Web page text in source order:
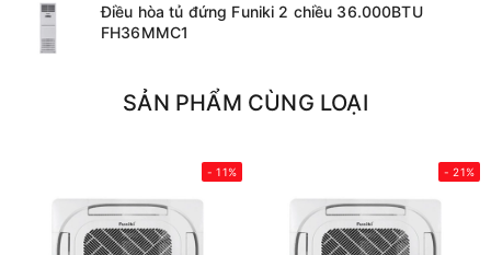
Điều hòa tủ đứng Funiki 2 chiều 36.000BTU
FH36MMC1
SẢN PHẨM CÙNG LOẠI
- 11% - 21%